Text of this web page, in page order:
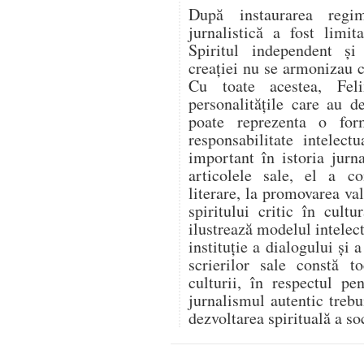
După instaurarea
jurnalistică a fost
Spiritul independent
creației nu se armonizau
Cu toate acestea,
personalitățile care au
poate reprezenta o
responsabilitate
important în istoria
articolele sale, el a
literare, la promovarea
spiritului critic în
ilustrează modelul
instituție a dialogului și
scrierilor sale constă
culturii, în respectul
jurnalismul autentic
dezvoltarea spirituală a